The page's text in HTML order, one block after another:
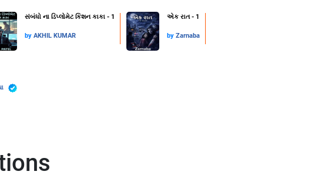
સંબંધો ના ડિપ્લોમેટ કિશન કાકા - 1
by AKHIL KUMAR
એક રાત - 1
by Zarnaba